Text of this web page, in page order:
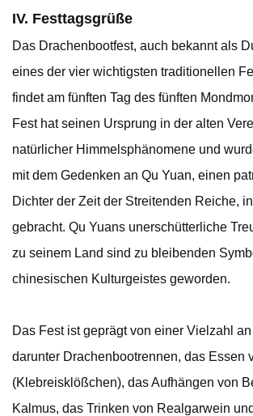
IV. Festtagsgrüße
Das Drachenbootfest, auch bekannt als
eines der vier wichtigsten traditionellen
findet am fünften Tag des fünften
Fest hat seinen Ursprung in der alten
natürlicher Himmelsphänomene und
mit dem Gedenken an Qu Yuan, einen
Dichter der Zeit der Streitenden Reiche,
gebracht. Qu Yuans unerschütterliche
zu seinem Land sind zu bleibenden
chinesischen Kulturgeistes geworden.
Das Fest ist geprägt von einer Vielzahl
darunter Drachenbootrennen, das Essen
(Klebreisklößchen), das Aufhängen von
Kalmus, das Trinken von Realgarwein